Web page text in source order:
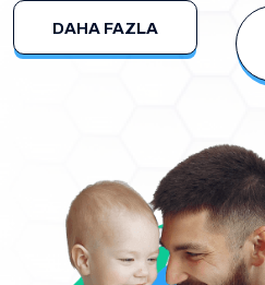
DAHA FAZLA